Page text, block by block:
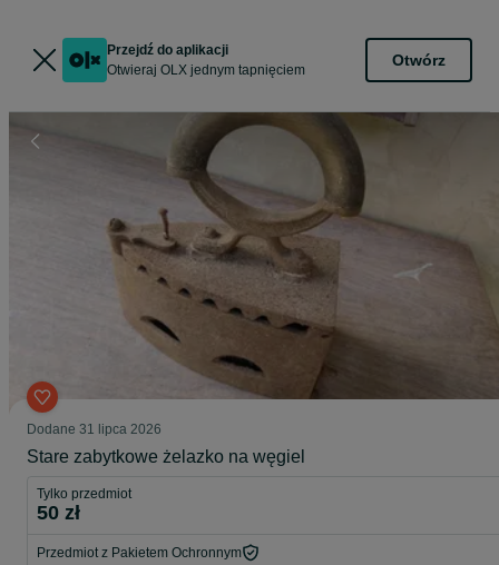
Przejdź do aplikacji
Otwieraj OLX jednym tapnięciem
Otwórz
Dodane 31 lipca 2026
Stare zabytkowe żelazko na węgiel
Tylko przedmiot
50 zł
Przedmiot z Pakietem Ochronnym